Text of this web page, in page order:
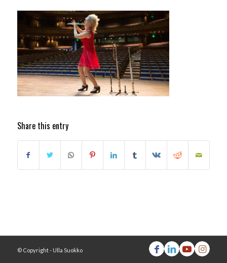
Share this entry
© Copyright - Ulla Suokko